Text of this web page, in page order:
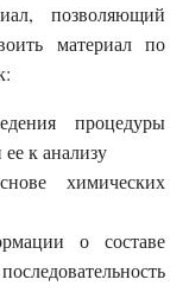
позволяющий
материал по
процедуры
к анализу
химических
о составе